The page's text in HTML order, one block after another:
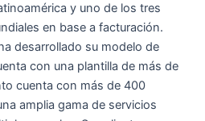
y uno de los tres
en base a facturación.
desarrollado su modelo de
con una plantilla de más de
cuenta con más de 400
amplia gama de servicios